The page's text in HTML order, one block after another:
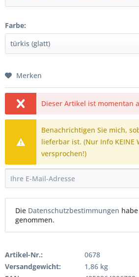
Farbe:
Merken
Dieser Artikel ist momentan
Benachrichtigen Sie mich,
lieferbar ist. (Nur Info KEINE
versprochen!)
Die Datenschutzbestimmungen
genommen.
Artikel-Nr.:
0678
Versandgewicht:
1,86 kg